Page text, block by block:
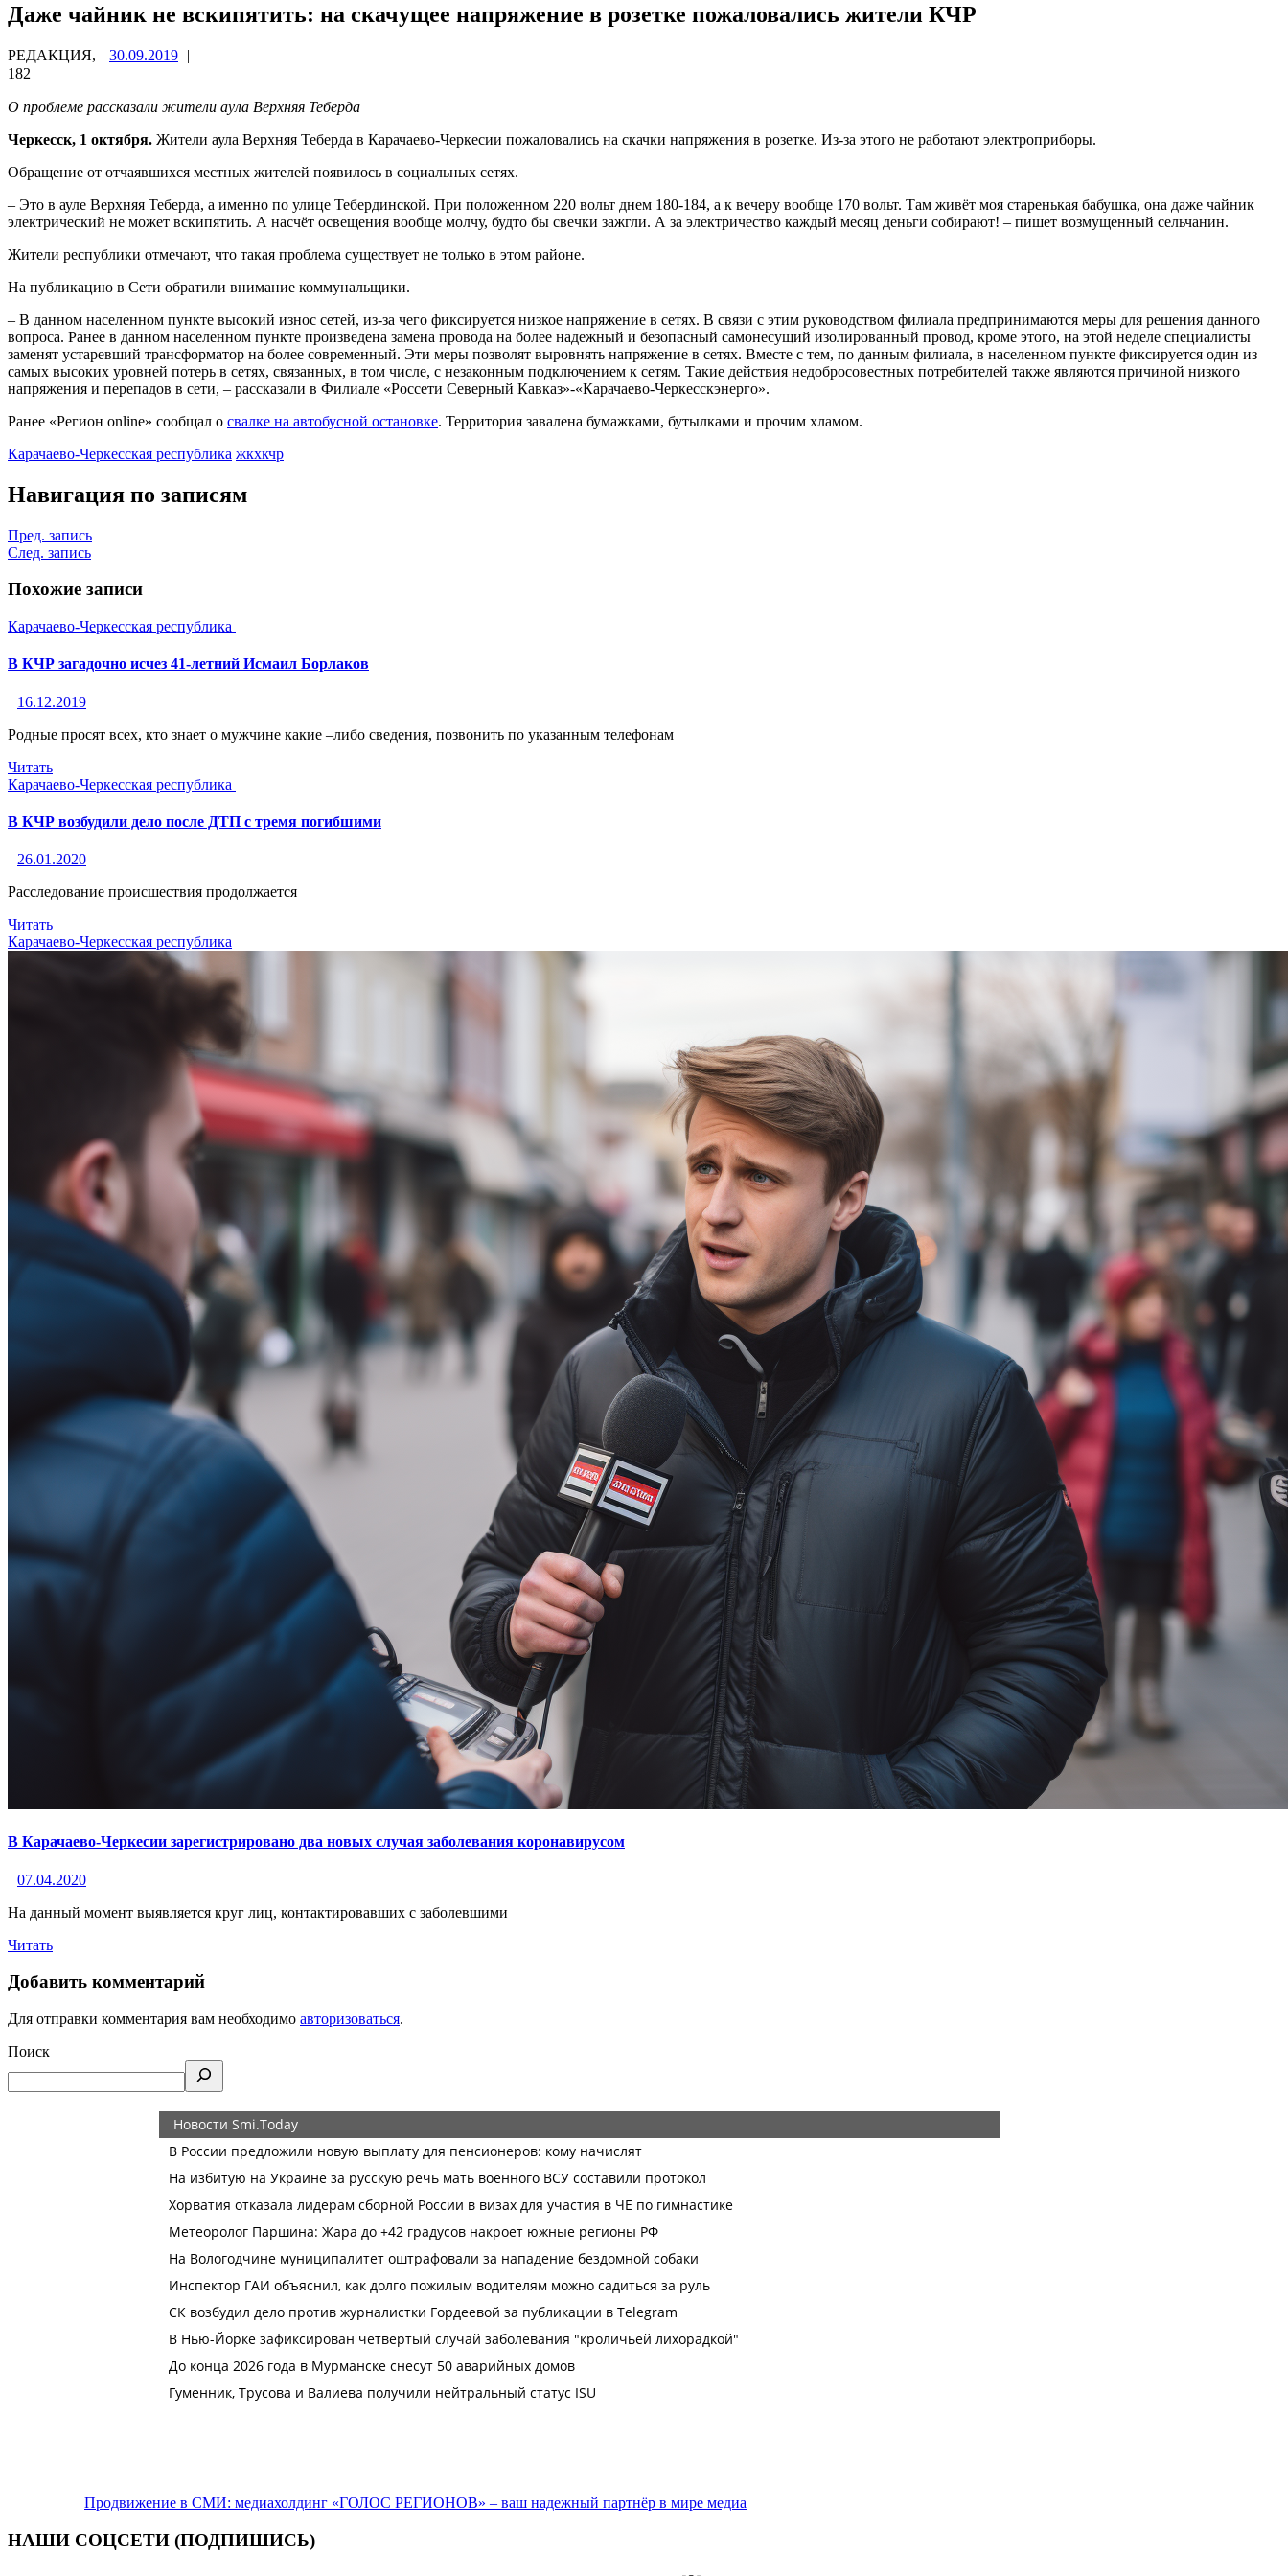
Даже чайник не вскипятить: на скачущее напряжение в розетке пожаловались жители КЧР
РЕДАКЦИЯ, 30.09.2019 |
182
О проблеме рассказали жители аула Верхняя Теберда
Черкесск, 1 октября. Жители аула Верхняя Теберда в Карачаево-Черкесии пожаловались на скачки напряжения в розетке. Из-за этого не работают электроприборы.
Обращение от отчаявшихся местных жителей появилось в социальных сетях.
– Это в ауле Верхняя Теберда, а именно по улице Тебердинской. При положенном 220 вольт днем 180-184, а к вечеру вообще 170 вольт. Там живёт моя старенькая бабушка, она даже чайник
электрический не может вскипятить. А насчёт освещения вообще молчу, будто бы свечки зажгли. А за электричество каждый месяц деньги собирают! – пишет возмущенный сельчанин.
Жители республики отмечают, что такая проблема существует не только в этом районе.
На публикацию в Сети обратили внимание коммунальщики.
– В данном населенном пункте высокий износ сетей, из-за чего фиксируется низкое напряжение в сетях. В связи с этим руководством филиала предпринимаются меры для решения данного
вопроса. Ранее в данном населенном пункте произведена замена провода на более надежный и безопасный самонесущий изолированный провод, кроме этого, на этой неделе специалисты
заменят устаревший трансформатор на более современный. Эти меры позволят выровнять напряжение в сетях. Вместе с тем, по данным филиала, в населенном пункте фиксируется один из
самых высоких уровней потерь в сетях, связанных, в том числе, с незаконным подключением к сетям. Такие действия недобросовестных потребителей также являются причиной низкого
напряжения и перепадов в сети, – рассказали в Филиале «Россети Северный Кавказ»-«Карачаево-Черкесскэнерго».
Ранее «Регион online» сообщал о свалке на автобусной остановке. Территория завалена бумажками, бутылками и прочим хламом.
Карачаево-Черкесская республика жкхкчр
Навигация по записям
Пред. запись
След. запись
Похожие записи
Карачаево-Черкесская республика
В КЧР загадочно исчез 41-летний Исмаил Борлаков
16.12.2019
Родные просят всех, кто знает о мужчине какие –либо сведения, позвонить по указанным телефонам
Читать
Карачаево-Черкесская республика
В КЧР возбудили дело после ДТП с тремя погибшими
26.01.2020
Расследование происшествия продолжается
Читать
Карачаево-Черкесская республика
В Карачаево-Черкесии зарегистрировано два новых случая заболевания коронавирусом
07.04.2020
На данный момент выявляется круг лиц, контактировавших с заболевшими
Читать
Добавить комментарий
Для отправки комментария вам необходимо авторизоваться.
Поиск
Продвижение в СМИ: медиахолдинг «ГОЛОС РЕГИОНОВ» – ваш надежный партнёр в мире медиа
НАШИ СОЦСЕТИ (ПОДПИШИСЬ)